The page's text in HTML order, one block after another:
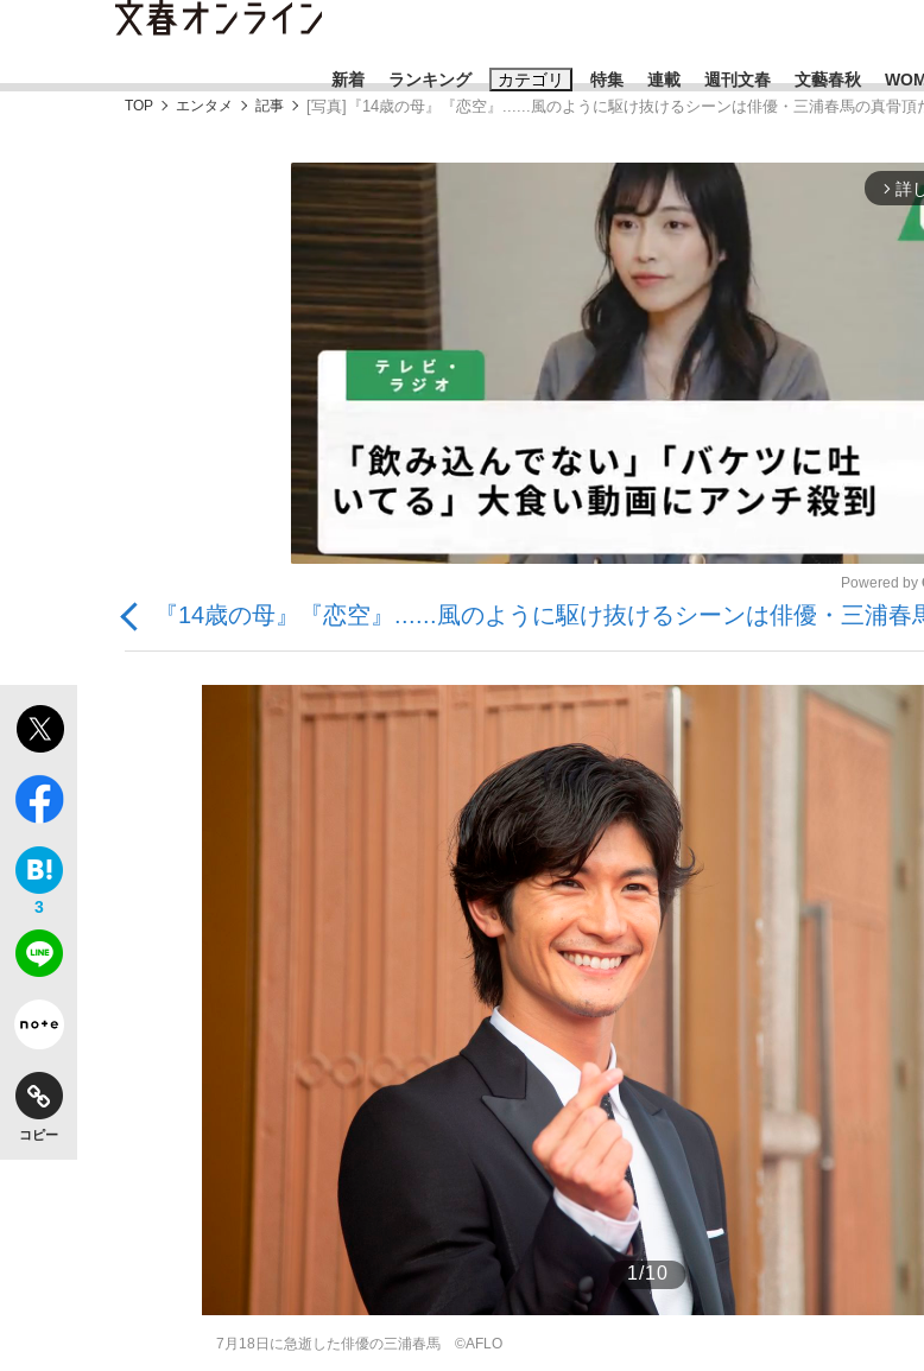
新着 ランキング カテゴリ
《BTS厳戒トーキョー滞在記》RM→渋谷で飲み会、JIN→伊豆の... 「90%は
「最悪の空気のまま解散」WBC日本代表“敗戦”の真実 選手が明かす... 「敗因
「クマが悪者扱いされているのが悲しい」『北の国から』倉本聰氏（91...
特集 連載 週刊文春 文藝春秋
おすすめのキーワードタグ一覧
#藤田晋 #高市早苗 #後藤真希
#玉木雄一郎
#亀和田武
TOP エンタメ 記事 [写真]『14歳の母』『恋空』......風のように駆け抜けるシーンは俳優・三浦春馬の真骨頂
arrow_forward_ios 詳
Mute
Powered by
『14歳の母』『恋空』......風のように駆け抜けるシーンは俳優・三浦春
3
コピー
1/10
7月18日に急逝した俳優の三浦春馬 ©AFLO